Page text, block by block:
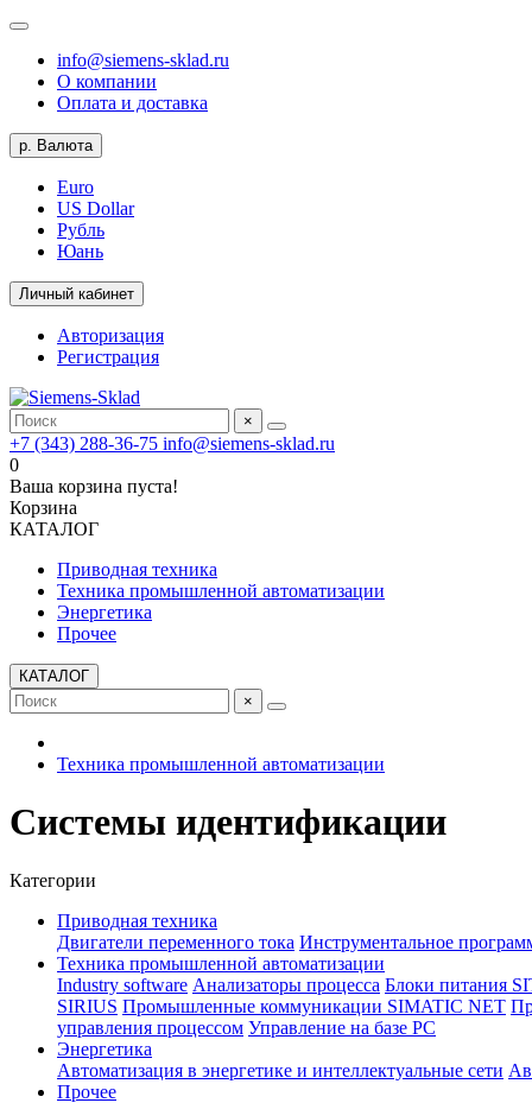
info@siemens-sklad.ru
О компании
Оплата и доставка
р. Валюта
Euro
US Dollar
Рубль
Юань
Личный кабинет
Авторизация
Регистрация
×
+7 (343) 288-36-75 info@siemens-sklad.ru
0
Ваша корзина пуста!
Корзина
КАТАЛОГ
Приводная техника
Техника промышленной автоматизации
Энергетика
Прочее
КАТАЛОГ
×
Техника промышленной автоматизации
Системы идентификации
Категории
Приводная техника
Двигатели переменного тока Инструментальное
Техника промышленной автоматизации
Industry software Анализаторы процесса Блоки питания
SIRIUS Промышленные коммуникации SIMATIC NET
управления процессом Управление на базе РС
Энергетика
Автоматизация в энергетике и интеллектуальные сети
Прочее